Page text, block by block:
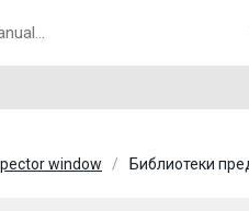
window Библиотеки